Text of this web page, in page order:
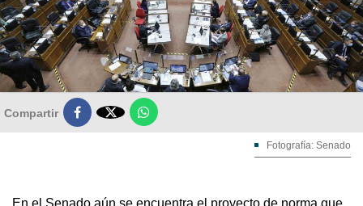
Compartir 
Fotografía: Senado
En el Senado aún se encuentra el proyecto de norma que